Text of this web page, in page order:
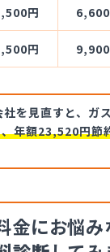
円
円
を見直すと、ガ
年額23,520円節
金にお悩み